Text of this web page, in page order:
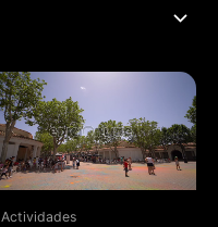
Actividades